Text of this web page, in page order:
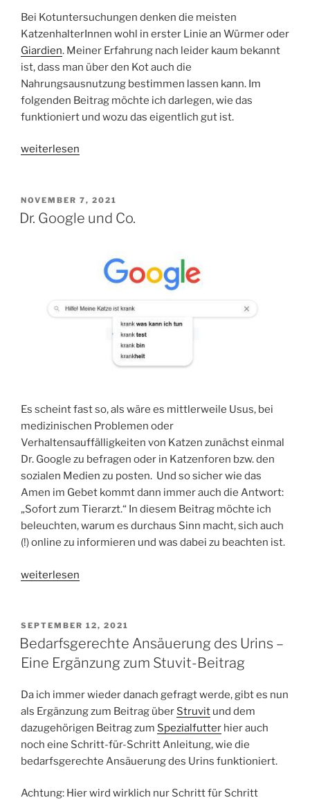
Bei Kotuntersuchungen denken die meisten
KatzenhalterInnen wohl in erster Linie an Würmer oder
Giardien. Meiner Erfahrung nach leider kaum bekannt
ist, dass man über den Kot auch die
Nahrungsausnutzung bestimmen lassen kann. Im
folgenden Beitrag möchte ich darlegen, wie das
funktioniert und wozu das eigentlich gut ist.
„Nahrungsausnutzung
weiterlesen
VERÖFFENTLICHT
AM
NOVEMBER 7, 2021
Dr. Google und Co.
Es scheint fast so, als wäre es mittlerweile Usus, bei
medizinischen Problemen oder
Verhaltensauffälligkeiten von Katzen zunächst einmal
Dr. Google zu befragen oder in Katzenforen bzw. den
sozialen Medien zu posten. Und so sicher wie das
Amen im Gebet kommt dann immer auch die Antwort:
„Sofort zum Tierarzt.“ In diesem Beitrag möchte ich
beleuchten, warum es durchaus Sinn macht, sich auch
(!) online zu informieren und was dabei zu beachten ist.
„Dr.
Co.“
weiterlesen
VERÖFFENTLICHT
AM
SEPTEMBER 12, 2021
Bedarfsgerechte Ansäuerung des Urins –
Eine Ergänzung zum Stuvit-Beitrag
Da ich immer wieder danach gefragt werde, gibt es nun
als Ergänzung zum Beitrag über Struvit und dem
dazugehörigen Beitrag zum Spezialfutter hier auch
noch eine Schritt-für-Schritt Anleitung, wie die
bedarfsgerechte Ansäuerung des Urins funktioniert.
Achtung: Hier wird wirklich nur Schritt für Schritt